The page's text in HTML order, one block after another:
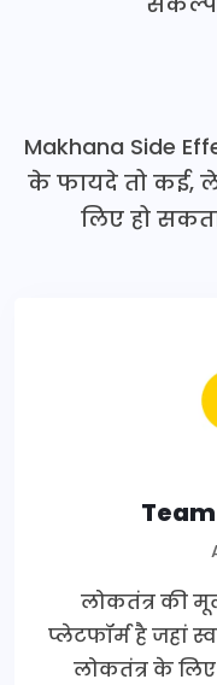
Makhana Side
के फायदे तो कई,
लिए हो
लोकतंत्र की
प्लेटफॉर्म है जहां
लोकतंत्र के